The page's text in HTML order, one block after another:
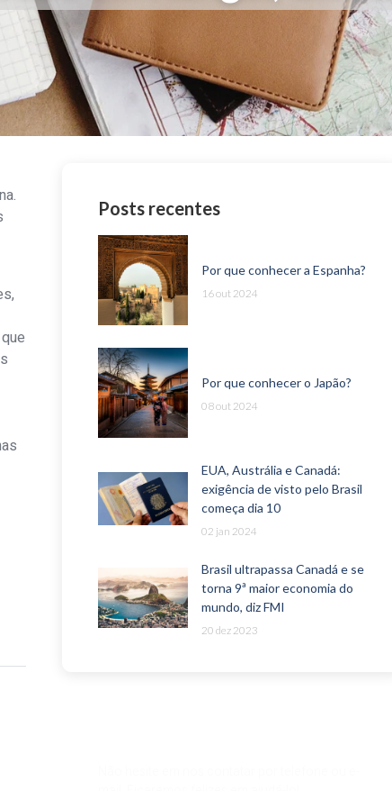
Posts recentes
Por que conhecer a Espanha?
16 out 2024
Por que conhecer o Japão?
08 out 2024
EUA, Austrália e Canadá:
exigência de visto pelo Brasil
começa dia 10
02 jan 2024
Brasil ultrapassa Canadá e se
torna 9ª maior economia do
mundo, diz FMI
20 dez 2023